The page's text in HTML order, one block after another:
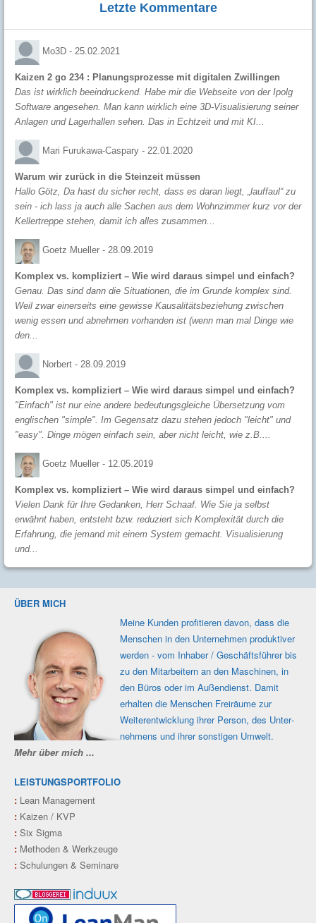
Letzte Kommentare
Mo3D - 25.02.2021
Kaizen 2 go 234 : Planungsprozesse mit digitalen Zwillingen
Das ist wirklich beeindruckend. Habe mir die Webseite von der Ipolg
Software angesehen. Man kann wirklich eine 3D-Visualisierung seiner
Anlagen und Lagerhallen sehen. Das in Echtzeit und mit KI...
Mari Furukawa-Caspary - 22.01.2020
Warum wir zurück in die Steinzeit müssen
Hallo Götz, Da hast du sicher recht, dass es daran liegt, „lauffaul“ zu
sein - ich lass ja auch alle Sachen aus dem Wohnzimmer kurz vor der
Kellertreppe stehen, damit ich alles zusammen...
Goetz Mueller - 28.09.2019
Komplex vs. kompliziert – Wie wird daraus simpel und einfach?
Genau. Das sind dann die Situationen, die im Grunde komplex sind.
Weil zwar einerseits eine gewisse Kausalitätsbeziehung zwischen
wenig essen und abnehmen vorhanden ist (wenn man mal Dinge wie
den...
Norbert - 28.09.2019
Komplex vs. kompliziert – Wie wird daraus simpel und einfach?
"Einfach" ist nur eine andere bedeutungsgleiche Übersetzung vom
englischen "simple". Im Gegensatz dazu stehen jedoch "leicht" und
"easy". Dinge mögen einfach sein, aber nicht leicht, wie z.B....
Goetz Mueller - 12.05.2019
Komplex vs. kompliziert – Wie wird daraus simpel und einfach?
Vielen Dank für Ihre Gedanken, Herr Schaaf. Wie Sie ja selbst
erwähnt haben, entsteht bzw. reduziert sich Komplexität durch die
Erfahrung, die jemand mit einem System gemacht. Visualisierung
und...
ÜBER MICH
Meine Kunden profi­tieren davon, dass die
Men­schen in den Unter­nehmen produk­tiver
werden - vom Inhaber / Geschäfts­führer bis
zu den Mit­ar­beitern an den Maschi­nen, in
den Büros oder im Außen­dienst. Damit
erhalten die Men­schen Frei­räume zur
Weiter­ent­wicklung ihrer Person, des Unter­
nehmens und ihrer sons­tigen Umwelt.
Mehr über mich ...
LEISTUNGSPORTFOLIO
: Lean Management
: Kaizen / KVP
: Six Sigma
: Methoden & Werkzeuge
: Schulungen & Seminare